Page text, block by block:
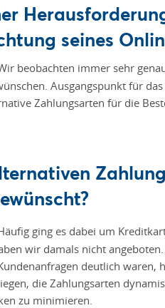
seines
beobachten immer sehr
Ausgangspunkt für
Zahlungsarten für die
ging es dabei um
wir damals nicht
deutlich waren,
die Zahlungsarten
zu minimieren.